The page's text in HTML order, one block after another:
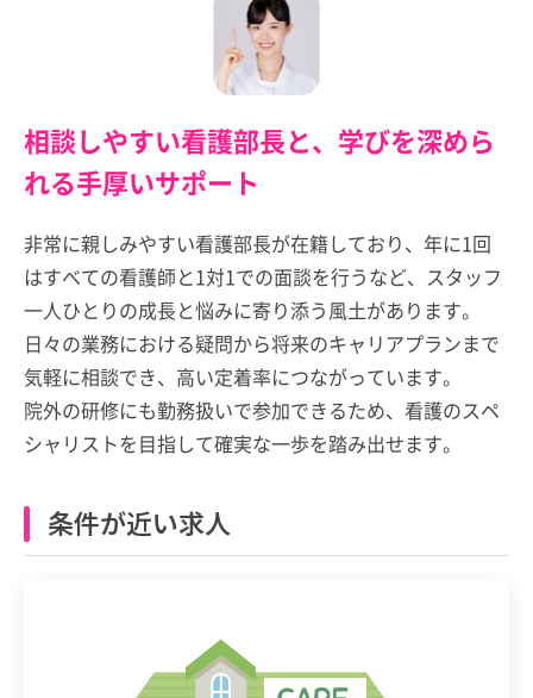
相談しやすい看護部長と、学びを深めら
れる手厚いサポート
非常に親しみやすい看護部長が在籍しており、年に1回
はすべての看護師と1対1での面談を行うなど、スタッフ
一人ひとりの成長と悩みに寄り添う風土があります。
日々の業務における疑問から将来のキャリアプランまで
気軽に相談でき、高い定着率につながっています。
院外の研修にも勤務扱いで参加できるため、看護のスペ
シャリストを目指して確実な一歩を踏み出せます。
条件が近い求人